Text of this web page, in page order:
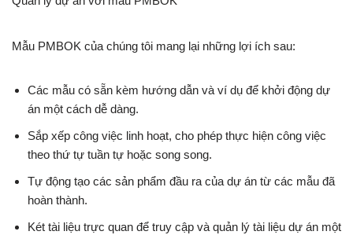
Mẫu PMBOK của chúng tôi mang lại những lợi ích sau:
Các mẫu có sẵn kèm hướng dẫn và ví dụ để khởi động dự
án một cách dễ dàng.
Sắp xếp công việc linh hoạt, cho phép thực hiện công việc
theo thứ tự tuần tự hoặc song song.
Tự động tạo các sản phẩm đầu ra của dự án từ các mẫu đã
hoàn thành.
Két tài liệu trực quan để truy cập và quản lý tài liệu dự án một